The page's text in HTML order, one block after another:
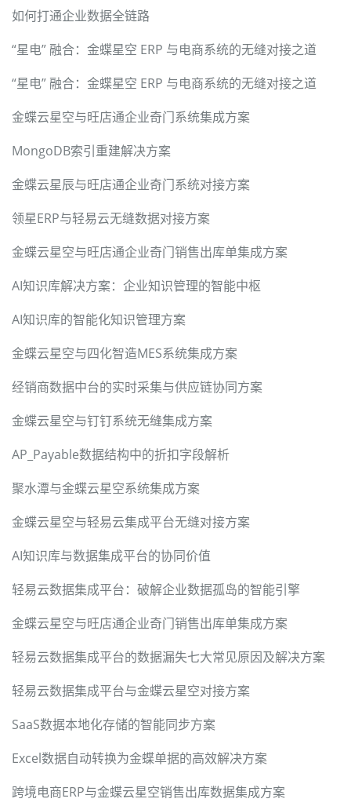
如何打通企业数据全链路
“星电” 融合：金蝶星空 ERP 与电商系统的无缝对接之道
“星电” 融合：金蝶星空 ERP 与电商系统的无缝对接之道
金蝶云星空与旺店通企业奇门系统集成方案
MongoDB索引重建解决方案
金蝶云星辰与旺店通企业奇门系统对接方案
领星ERP与轻易云无缝数据对接方案
金蝶云星空与旺店通企业奇门销售出库单集成方案
AI知识库解决方案：企业知识管理的智能中枢
AI知识库的智能化知识管理方案
金蝶云星空与四化智造MES系统集成方案
经销商数据中台的实时采集与供应链协同方案
金蝶云星空与钉钉系统无缝集成方案
AP_Payable数据结构中的折扣字段解析
聚水潭与金蝶云星空系统集成方案
金蝶云星空与轻易云集成平台无缝对接方案
AI知识库与数据集成平台的协同价值
轻易云数据集成平台：破解企业数据孤岛的智能引擎
金蝶云星空与旺店通企业奇门销售出库单集成方案
轻易云数据集成平台的数据漏失七大常见原因及解决方案
轻易云数据集成平台与金蝶云星空对接方案
SaaS数据本地化存储的智能同步方案
Excel数据自动转换为金蝶单据的高效解决方案
跨境电商ERP与金蝶云星空销售出库数据集成方案